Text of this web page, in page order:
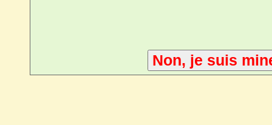
Non, je suis